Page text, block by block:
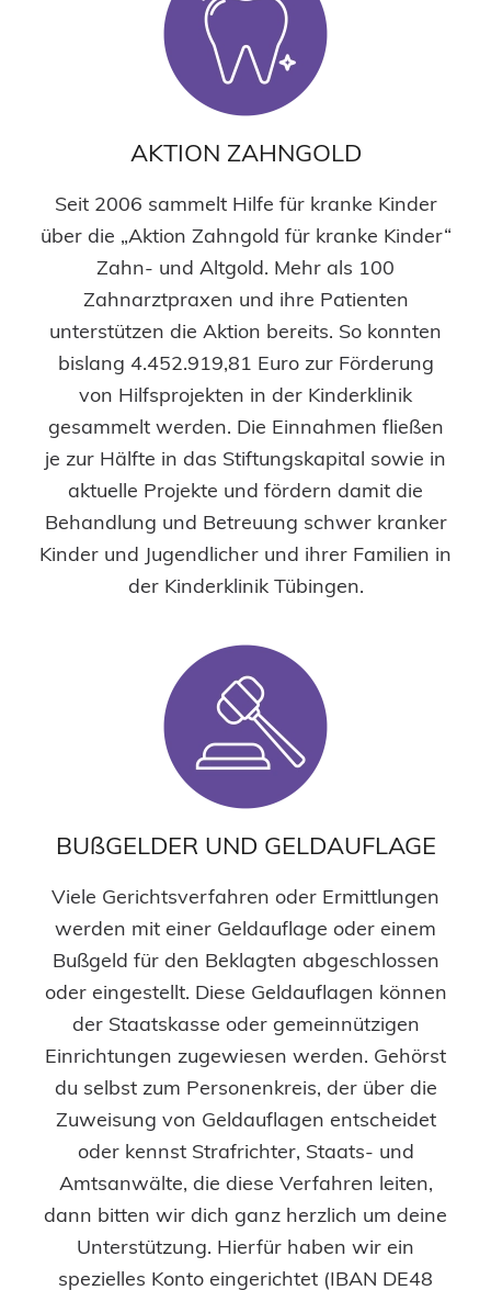
AKTION ZAHNGOLD
Seit 2006 sammelt Hilfe für kranke Kinder
über die „Aktion Zahngold für kranke Kinder“
Zahn- und Altgold. Mehr als 100
Zahnarztpraxen und ihre Patienten
unterstützen die Aktion bereits. So konnten
bislang 4.452.919,81 Euro zur Förderung
von Hilfsprojekten in der Kinderklinik
gesammelt werden. Die Einnahmen fließen
je zur Hälfte in das Stiftungskapital sowie in
aktuelle Projekte und fördern damit die
Behandlung und Betreuung schwer kranker
Kinder und Jugendlicher und ihrer Familien in
der Kinderklinik Tübingen.
BUßGELDER UND GELDAUFLAGE
Viele Gerichtsverfahren oder Ermittlungen
werden mit einer Geldauflage oder einem
Bußgeld für den Beklagten abgeschlossen
oder eingestellt. Diese Geldauflagen können
der Staatskasse oder gemeinnützigen
Einrichtungen zugewiesen werden. Gehörst
du selbst zum Personenkreis, der über die
Zuweisung von Geldauflagen entscheidet
oder kennst Strafrichter, Staats- und
Amtsanwälte, die diese Verfahren leiten,
dann bitten wir dich ganz herzlich um deine
Unterstützung. Hierfür haben wir ein
spezielles Konto eingerichtet (IBAN DE48